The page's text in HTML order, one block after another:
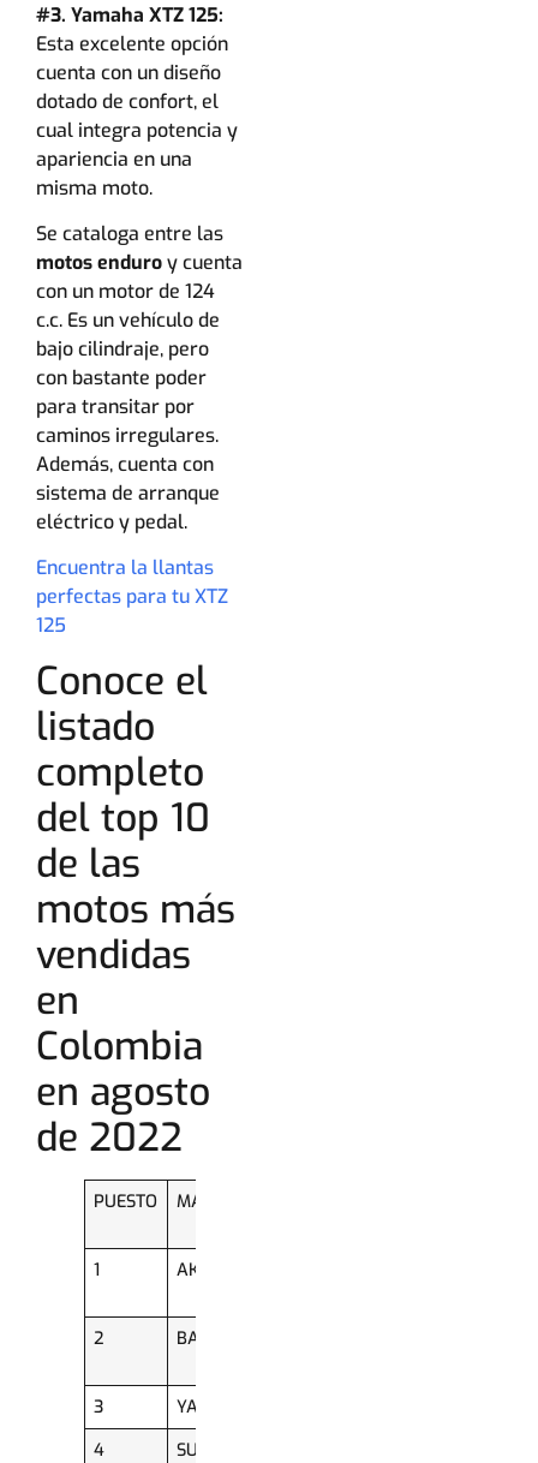
#3. Yamaha XTZ 125:
Esta excelente opción
cuenta con un diseño
dotado de confort, el
cual integra potencia y
apariencia en una
misma moto.
Se cataloga entre las
motos enduroy cuenta
con un motor de 124
c.c. Es un vehículo de
bajo cilindraje, pero
con bastante poder
para transitar por
caminos irregulares.
Además, cuenta con
sistema de arranque
eléctrico y pedal.
Encuentra la llantas
perfectas para tu XTZ
125
Conoce el
listado
completo
del top 10
de las
motos más
vendidas
en
Colombia
en agosto
de 2022
PUESTO MARCA
1
AKT
2 BAJAJ
3 YAMAHA
4
SUZUKI